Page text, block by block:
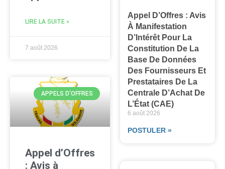
LIRE LA SUITE »
7 août 2026
APPELS D'OFFRES
Appel d’Offres
: Avis à
Appel D’Offres : Avis
À Manifestation
D’Intérêt Pour La
Constitution De La
Base De Données
Des Fournisseurs Et
Prestataires De La
Centrale D’Achat De
L’État (CAE)
6 août 2026
POSTULER »